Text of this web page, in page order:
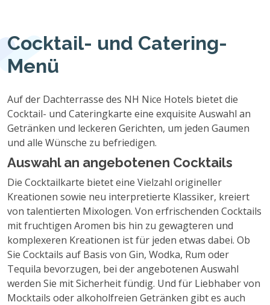
Cocktail- und Catering-
Menü
Auf der Dachterrasse des NH Nice Hotels bietet die
Cocktail- und Cateringkarte eine exquisite Auswahl an
Getränken und leckeren Gerichten, um jeden Gaumen
und alle Wünsche zu befriedigen.
Auswahl an angebotenen Cocktails
Die Cocktailkarte bietet eine Vielzahl origineller
Kreationen sowie neu interpretierte Klassiker, kreiert
von talentierten Mixologen. Von erfrischenden Cocktails
mit fruchtigen Aromen bis hin zu gewagteren und
komplexeren Kreationen ist für jeden etwas dabei. Ob
Sie Cocktails auf Basis von Gin, Wodka, Rum oder
Tequila bevorzugen, bei der angebotenen Auswahl
werden Sie mit Sicherheit fündig. Und für Liebhaber von
Mocktails oder alkoholfreien Getränken gibt es auch